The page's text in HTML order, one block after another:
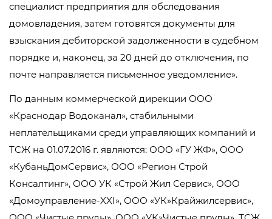
специалист предприятия для обследования
домовладения, затем готовятся документы для
взыскания дебиторской задолженности в судебном
порядке и, наконец, за 20 дней до отключения, по
почте направляется письменное уведомление».
По данным коммерческой дирекции ООО
«Краснодар Водоканал», стабильными
неплательщиками среди управляющих компаний и
ТСЖ на 01.07.2016 г. являются: ООО «ГУ ЖФ», ООО
«КубаньДомСервис», ООО «Регион Строй
Консалтинг», ООО УК «Строй Жил Сервис», ООО
«Домоуправление-XXI», ООО «УК»Крайжилсервис»,